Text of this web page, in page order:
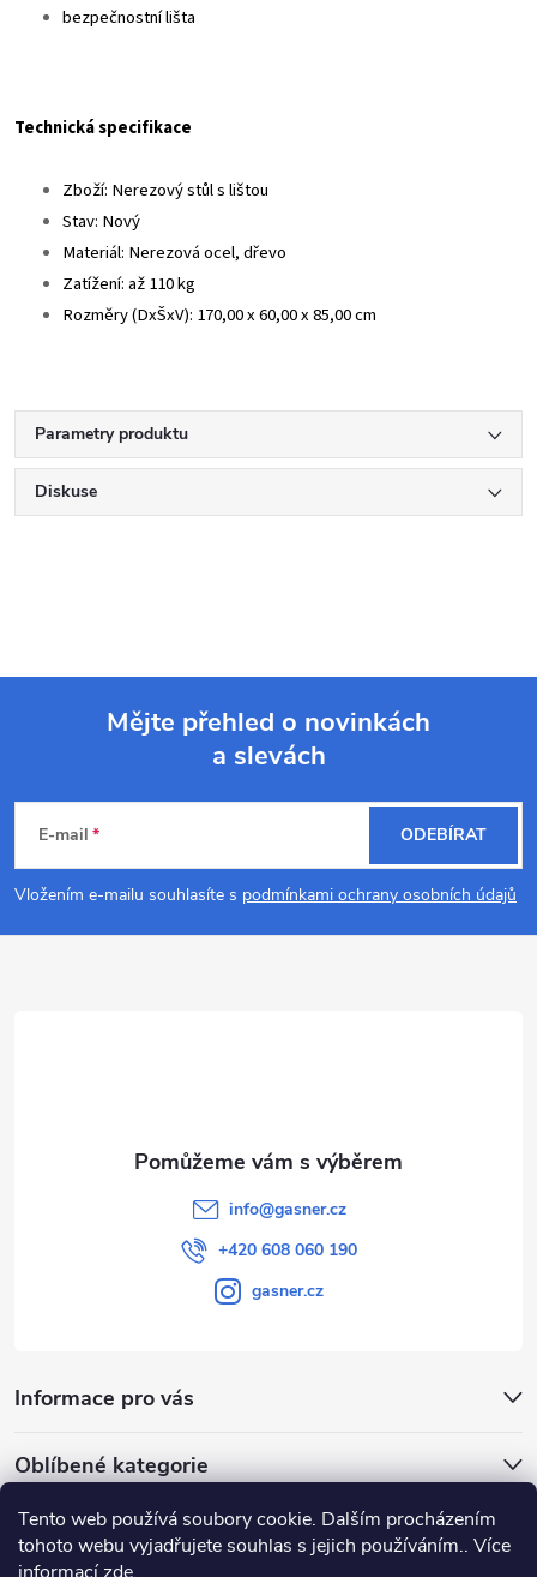
Tento web používá soubory cookie. Dalším procházením
tohoto webu vyjadřujete souhlas s jejich používáním.. Více
bezpečnostní lišta
Technická specifikace
Zboží: Nerezový stůl s lištou
Stav: Nový
Materiál: Nerezová ocel, dřevo
Zatížení: až 110 kg
Rozměry (DxŠxV): 170,00 x 60,00 x 85,00 cm
Parametry produktu
Diskuse
p
a
Mějte přehled o novinkách
a slevách
E-mail
Vložením e-mailu souhlasíte s podmínkami ochrany osobních údajů
ODEBÍRAT
info@gasner.cz
+420 608 060 190
gasner.cz
Informace pro vás
Oblíbené kategorie
Přijímáme online platby